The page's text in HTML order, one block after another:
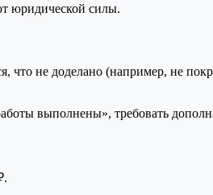
юридической силы.
не доделано (например, не
выполнены», требовать